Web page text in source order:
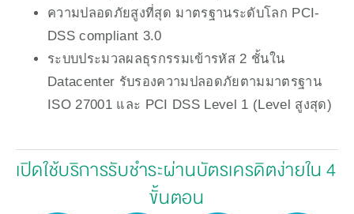
ความปลอดภัยสูงที่สุด มาตรฐานระดับโลก PCI-
DSS compliant 3.0
ระบบประมวลผลธุรกรรมเข้ารหัส 2 ชั้นใน
Datacenter รับรองความปลอดภัยตามมาตรฐาน
ISO 27001 และ PCI DSS Level 1 (Level สูงสุด)
เปิดใช้บริการรับชำระผ่านบัตรเครดิตง่ายใน 4
ขั้นตอน